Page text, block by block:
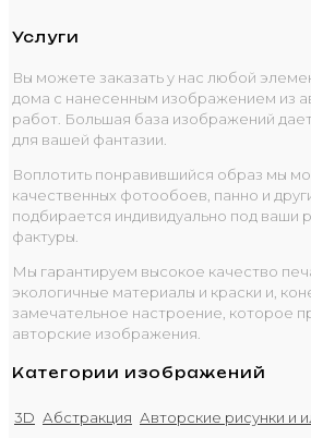
Услуги
Вы можете заказать у нас любой
дома с нанесенным изображением из
работ. Большая база изображений
для вашей фантазии.
Воплотить понравившийся образ мы
качественных фотообоев, панно и
подбирается индивидуально под
фактуры.
Мы гарантируем высокое качество
экологичные материалы и краски и,
замечательное настроение, которое
авторские изображения.
Категории изображений
3D Абстракция Авторские рисунки и